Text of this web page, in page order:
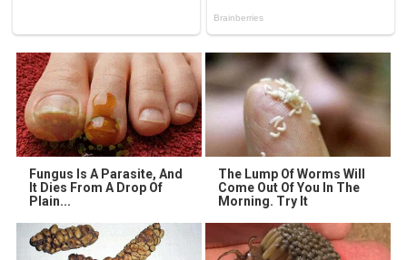
Fungus Is A Parasite, And
It Dies From A Drop Of
Plain...
The Lump Of Worms Will
Come Out Of You In The
Morning. Try It